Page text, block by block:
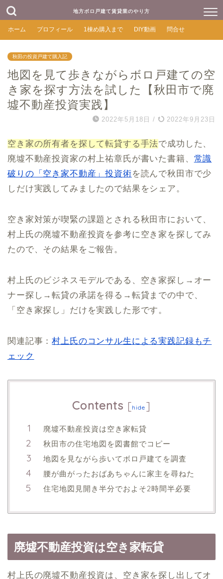
地方ボロ戸建て賃貸業のやり方
ホーム プロフィール 1棟め購入まで DIY動画 問合せ
秋田の投資戸建て購入記
地図を見て歩きながらボロ戸建ての空
き家を探す方法を試した【秋田市で廃
墟不動産投資実践】
2022年5月18日 / 2022年9月23日
空き家の所有者を探して転貸する手法で成功した、
廃墟不動産投資家の村上祐章氏が書いた書籍、 常識
破りの「空き家不動産」投資術を読んで秋田市で少
しだけ実践してみましたので結果をシェア。
空き家対策が喫緊の課題とされる秋田市において、
村上氏の廃墟不動産投資を参考に空き家を探してみ
たので、その結果をご報告。
村上氏のビジネスモデルである、空き家探し→オー
ナー探し→転貸の承諾を得る→転貸までの中で、
「空き家探し」だけを実践した形です。
関連記事：村上氏のコンサル生による実践記録もチ
ェック
Contents [hide ]
廃墟不動産投資は空き家転貸
秋田市の住宅地図を図書館でコピー
地図を見ながら歩いてボロ戸建てを調査
腰が曲がったおばあちゃんに家主を尋ねた
住宅地図見開き半分でおよそ2時間半必要
廃墟不動産投資は空き家転貸
村上氏の廃墟不動産投資は、空き家を探し出してオ